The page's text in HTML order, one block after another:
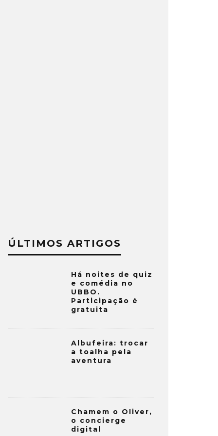
ÚLTIMOS ARTIGOS
Há noites de quiz
e comédia no
UBBO.
Participação é
gratuita
Albufeira: trocar
a toalha pela
aventura
Chamem o Oliver,
o concierge
digital